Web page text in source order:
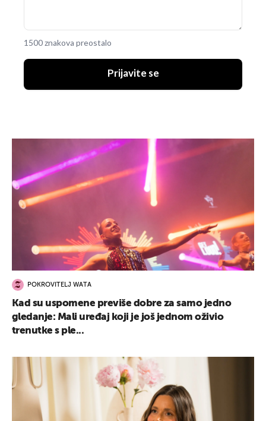
1500 znakova preostalo
Prijavite se
POKROVITELJ WATA
Kad su uspomene previše dobre za samo jedno
gledanje: Mali uređaj koji je još jednom oživio
trenutke s ple...